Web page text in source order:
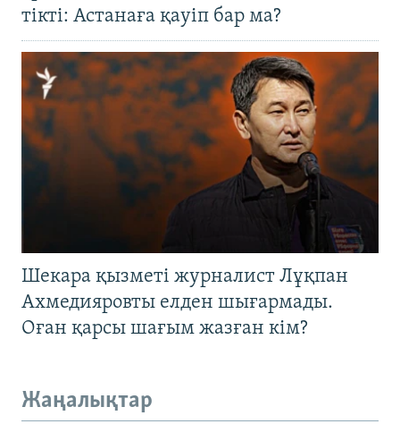
тікті: Астанаға қауіп бар ма?
Шекара қызметі журналист Лұқпан
Ахмедияровты елден шығармады.
Оған қарсы шағым жазған кім?
Жаңалықтар